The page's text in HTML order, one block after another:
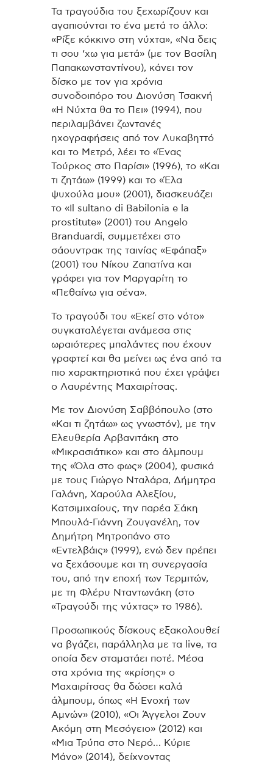
Τα τραγούδια του ξεχωρίζουν και
αγαπιούνται το ένα μετά το άλλο:
«Ρίξε κόκκινο στη νύχτα», «Να δεις
τι σου ‘χω για μετά» (με τον Βασίλη
Παπακωνσταντίνου), κάνει τον
δίσκο με τον για χρόνια
συνοδοιπόρο του Διονύση Τσακνή
«Η Νύχτα θα το Πει» (1994), που
περιλαμβάνει ζωντανές
ηχογραφήσεις από τον Λυκαβηττό
και το Μετρό, λέει το «Ένας
Τούρκος στο Παρίσι» (1996), το «Και
τι ζητάω» (1999) και το «Έλα
ψυχούλα μου» (2001), διασκευάζει
το «Il sultano di Babilonia e la
prostitute» (2001) του Angelo
Branduardi, συμμετέχει στο
σάουντρακ της ταινίας «Εφάπαξ»
(2001) του Νίκου Ζαπατίνα και
γράφει για τον Μαργαρίτη το
«Πεθαίνω για σένα».
Το τραγούδι του «Εκεί στο νότο»
συγκαταλέγεται ανάμεσα στις
ωραιότερες μπαλάντες που έχουν
γραφτεί και θα μείνει ως ένα από τα
πιο χαρακτηριστικά που έχει γράψει
ο Λαυρέντης Μαχαιρίτσας.
Με τον Διονύση Σαββόπουλο (στο
«Και τι ζητάω» ως γνωστόν), με την
Ελευθερία Αρβανιτάκη στο
«Μικρασιάτικο» και στο άλμπουμ
της «Όλα στο φως» (2004), φυσικά
με τους Γιώργο Νταλάρα, Δήμητρα
Γαλάνη, Χαρούλα Αλεξίου,
Κατσιμιχαίους, την παρέα Σάκη
Μπουλά-Γιάννη Ζουγανέλη, τον
Δημήτρη Μητροπάνο στο
«Εντελβάις» (1999), ενώ δεν πρέπει
να ξεχάσουμε και τη συνεργασία
του, από την εποχή των Τερμιτών,
με τη Φλέρυ Νταντωνάκη (στο
«Τραγούδι της νύχτας» το 1986).
Προσωπικούς δίσκους εξακολουθεί
να βγάζει, παράλληλα με τα live, τα
οποία δεν σταματάει ποτέ. Μέσα
στα χρόνια της «κρίσης» ο
Μαχαιρίτσας θα δώσει καλά
άλμπουμ, όπως «Η Ενοχή των
Αμνών» (2010), «Οι Άγγελοι Ζουν
Ακόμη στη Μεσόγειο» (2012) και
«Μια Τρύπα στο Νερό… Κύριε
Μάνο» (2014), δείχνοντας